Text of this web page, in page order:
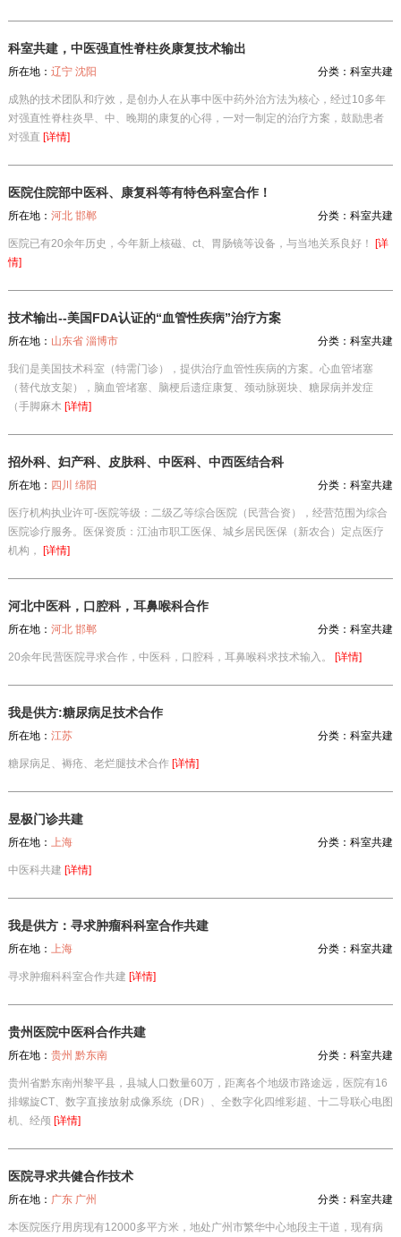
科室共建，中医强直性脊柱炎康复技术输出
所在地： 辽宁 沈阳 分类：科室共建
成熟的技术团队和疗效，是创办人在从事中医中药外治方法为核心，经过10多年
对强直性脊柱炎早、中、晚期的康复的心得，一对一制定的治疗方案，鼓励患者
对强直 [详情]
医院住院部中医科、康复科等有特色科室合作！
所在地： 河北 邯郸 分类：科室共建
医院已有20余年历史，今年新上核磁、ct、胃肠镜等设备，与当地关系良好！
[详
情]
技术输出--美国FDA认证的“血管性疾病”治疗方案
所在地： 山东省 淄博市 分类：科室共建
我们是美国技术科室（特需门诊），提供治疗血管性疾病的方案。心血管堵塞
（替代放支架），脑血管堵塞、脑梗后遗症康复、颈动脉斑块、糖尿病并发症
（手脚麻木 [详情]
招外科、妇产科、皮肤科、中医科、中西医结合科
所在地： 四川 绵阳 分类：科室共建
医疗机构执业许可-医院等级：二级乙等综合医院（民营合资），经营范围为综合
医院诊疗服务。医保资质：江油市职工医保、城乡居民医保（新农合）定点医疗
机构，
[详情]
河北中医科，口腔科，耳鼻喉科合作
所在地： 河北 邯郸 分类：科室共建
20余年民营医院寻求合作，中医科，口腔科，耳鼻喉科求技术输入。 [详情]
我是供方:糖尿病足技术合作
所在地： 江苏 分类：科室共建
糖尿病足、褥疮、老烂腿技术合作 [详情]
昱极门诊共建
所在地： 上海 分类：科室共建
中医科共建 [详情]
我是供方：寻求肿瘤科科室合作共建
所在地： 上海 分类：科室共建
寻求肿瘤科科室合作共建 [详情]
贵州医院中医科合作共建
所在地： 贵州 黔东南 分类：科室共建
贵州省黔东南州黎平县，县城人口数量60万，距离各个地级市路途远，医院有16
排螺旋CT、数字直接放射成像系统（DR）、全数字化四维彩超、十二导联心电图
机、经颅 [详情]
医院寻求共健合作技术
所在地： 广东 广州 分类：科室共建
本医院医疗用房现有12000多平方米，地处广州市繁华中心地段主干道，现有病